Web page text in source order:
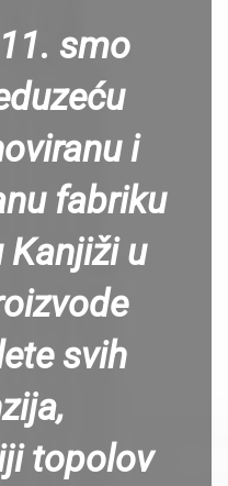
smo
i
fabriku
Kanjiži u
svih
topolov